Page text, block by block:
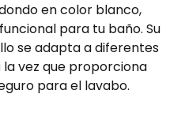
en color blanco,
para tu baño. Su
se adapta a diferentes
vez que proporciona
para el lavabo.